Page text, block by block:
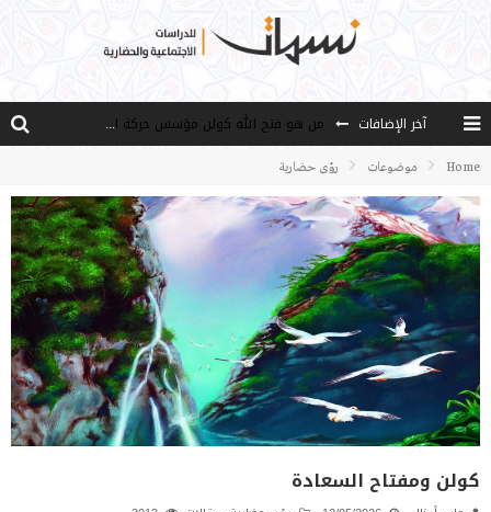
آخر الإضافات
من هو فتح الله كولن مؤسس حركة الخدمة؟
كيف نصل إلى أفق إنسان “هل من مزيد”؟
الأستاذ عالما عارفا حكيما
مصادر العلم وسببه
النـزعة التجديدية عند الأستاذ فتح الله كولن
Home موضوعات رؤى حضارية
كولن ومفتاح السعادة